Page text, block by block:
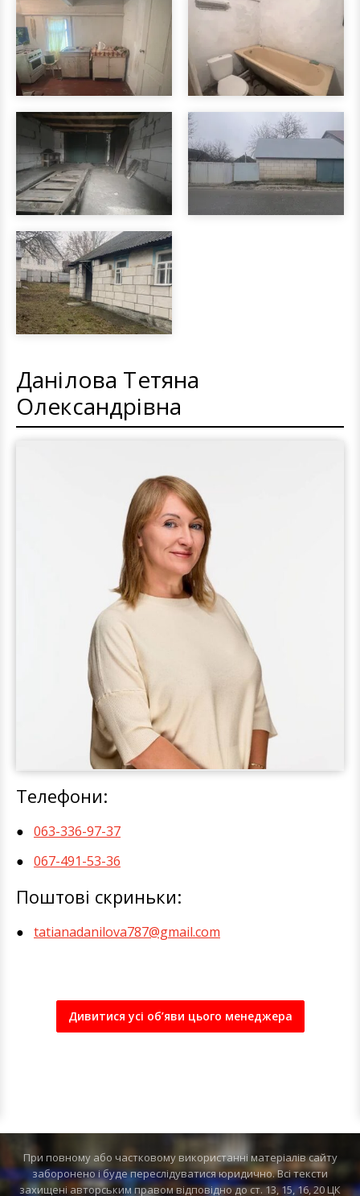
Данілова Тетяна
Олександрівна
Телефони:
063-336-97-37
067-491-53-36
Поштові скриньки:
tatianadanilova787@gmail.com
Дивитися усі об’яви цього менеджера
При повному або частковому використанні матеріалів сайту
заборонено і буде переслідуватися юридично. Всі тексти
захищені авторським правом відповідно до ст. 13, 15, 16, 20 ЦК